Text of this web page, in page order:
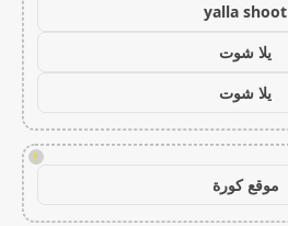
yalla shoot
يلا شوت
يلا شوت
!
موقع كورة